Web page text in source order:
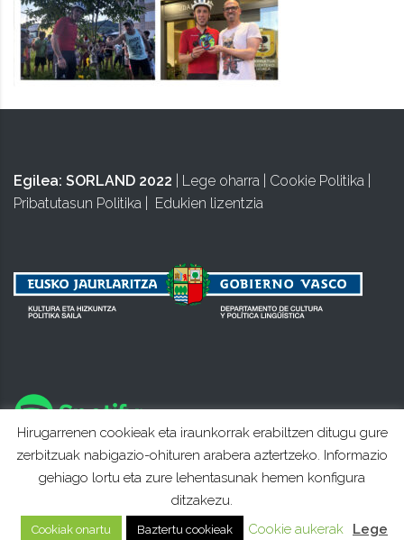
Egilea: SORLAND 2022 Lege oharra Cookie Politika
Pribatutasun Politika
Edukien lizentzia
Hirugarrenen cookieak eta iraunkorrak erabiltzen ditugu gure
zerbitzuak nabigazio-ohituren arabera aztertzeko. Informazio
gehiago lortu eta zure lehentasunak hemen konfigura
ditzakezu.
Cookiak onartu Baztertu cookieak Cookie aukerak Lege